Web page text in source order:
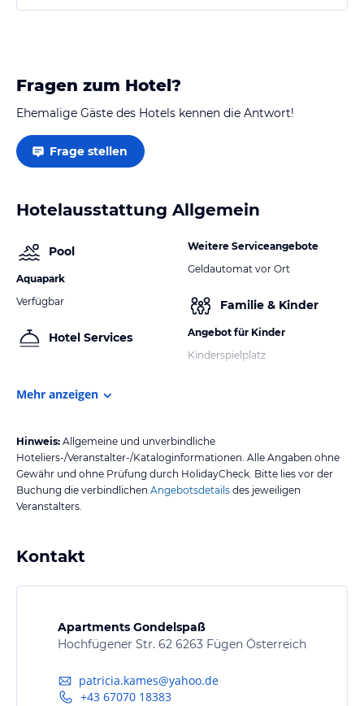
Fragen zum Hotel?
Ehemalige Gäste des Hotels kennen die Antwort!
Frage stellen
Hotelausstattung Allgemein
Pool
Aquapark
Verfügbar
Hotel Services
Weitere Serviceangebote
Geldautomat vor Ort
Familie & Kinder
Angebot für Kinder
Kinderspielplatz
Mehr anzeigen
Hinweis: Allgemeine und unverbindliche
Hoteliers-/Veranstalter-/Kataloginformationen. Alle Angaben ohne
Gewähr und ohne Prüfung durch HolidayCheck. Bitte lies vor der
Buchung die verbindlichen Angebotsdetails des jeweiligen
Veranstalters.
Kontakt
Apartments Gondelspaß
Hochfügener Str. 62 6263 Fügen Österreich
patricia.kames@yahoo.de
+43 67070 18383